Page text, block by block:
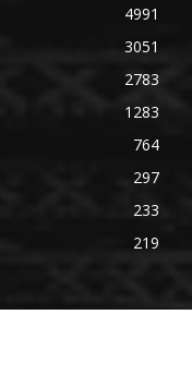
4991
3051
2783
1283
764
297
233
219